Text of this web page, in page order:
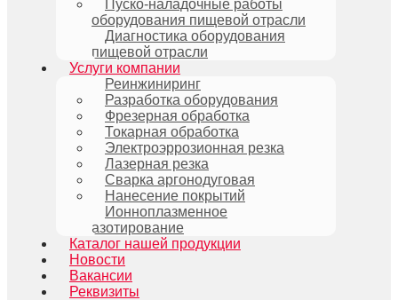
Пуско-наладочные работы
оборудования пищевой отрасли
Диагностика оборудования
пищевой отрасли
Услуги компании
Реинжиниринг
Разработка оборудования
Фрезерная обработка
Токарная обработка
Электроэррозионная резка
Лазерная резка
Сварка аргонодуговая
Нанесение покрытий
Ионноплазменное
азотирование
Каталог нашей продукции
Новости
Вакансии
Реквизиты